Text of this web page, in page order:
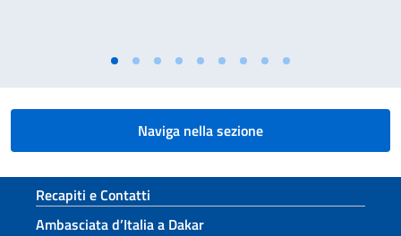
Naviga nella sezione
Sezione footer
Recapiti e Contatti
Ambasciata d’Italia a Dakar